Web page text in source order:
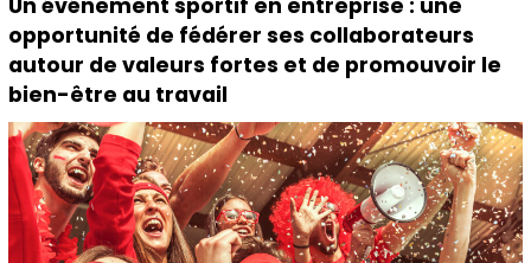
opportunité de fédérer ses collaborateurs
autour de valeurs fortes et de promouvoir le
bien-être au travail